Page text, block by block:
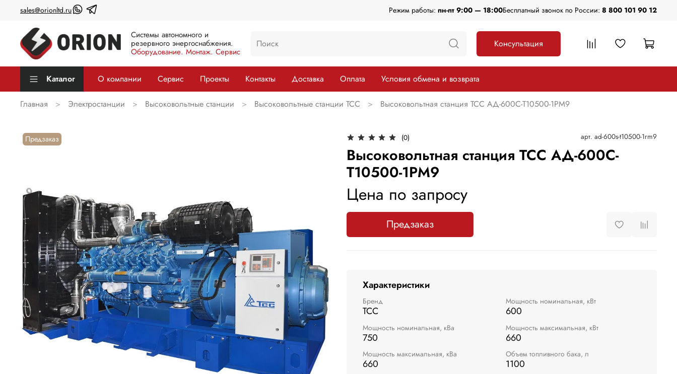
sales@orionltd.ru Режим работы: пн-пт 9:00 — 18:00Бесплатный звонок по России: 8 800 101 90 12
Системы автономного и
резервного энергоснабжения.
Оборудование. Монтаж. Сервис
Консультация
Каталог О компании Сервис Проекты Контакты Доставка Оплата Условия обмена и возврата
Главная Электростанции Высоковольтные станции Высоковольтные станции ТСС Высоковольтная станция ТСС АД-600С-Т10500-1РМ9
Предзаказ (0) арт. ad-600s-t10500-1rm9
Высоковольтная станция ТСС АД-600С-
Т10500-1РМ9
Цена по запросу
Предзаказ
Характеристики
Бренд
ТСС
Мощность номинальная, кВт
600
Мощность номинальная, кВа
750
Мощность максимальная, кВт
660
Мощность максимальная, кВа
660
Объем топливного бака, л
1100